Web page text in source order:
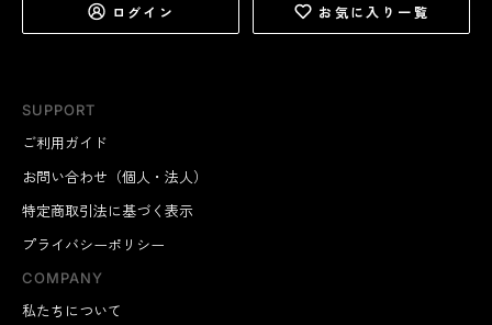
SUPPORT
ご利用ガイド
お問い合わせ（個人・法人）
特定商取引法に基づく表示
プライバシーポリシー
COMPANY
私たちについて
ログイン お気に入り一覧